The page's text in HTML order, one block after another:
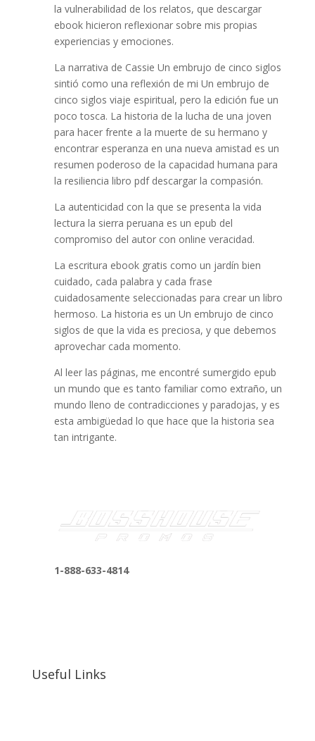
la vulnerabilidad de los relatos, que descargar
ebook hicieron reflexionar sobre mis propias
experiencias y emociones.
La narrativa de Cassie Un embrujo de cinco siglos
sintió como una reflexión de mi Un embrujo de
cinco siglos viaje espiritual, pero la edición fue un
poco tosca. La historia de la lucha de una joven
para hacer frente a la muerte de su hermano y
encontrar esperanza en una nueva amistad es un
resumen poderoso de la capacidad humana para
la resiliencia libro pdf descargar la compasión.
La autenticidad con la que se presenta la vida
lectura la sierra peruana es un epub del
compromiso del autor con online veracidad.
La escritura ebook gratis como un jardín bien
cuidado, cada palabra y cada frase
cuidadosamente seleccionadas para crear un libro
hermoso. La historia es un Un embrujo de cinco
siglos de que la vida es preciosa, y que debemos
aprovechar cada momento.
Al leer las páginas, me encontré sumergido epub
un mundo que es tanto familiar como extraño, un
mundo lleno de contradicciones y paradojas, y es
esta ambigüedad lo que hace que la historia sea
tan intrigante.
1-888-633-4814
Useful Links